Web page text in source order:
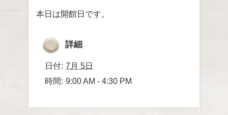
本日は開館日です。
詳細
日付: 7月 5日
時間: 9:00 AM - 4:30 PM